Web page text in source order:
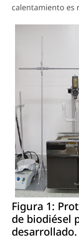
calentamiento es
Figura 1:
de biodiésel
desarrollado.